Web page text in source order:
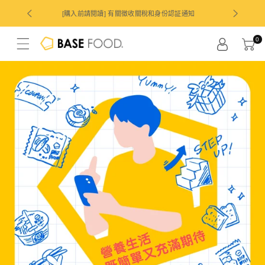
至
容
[購入前請閱讀] 有關徵收關稅和身份認証通知 持續越久好
0